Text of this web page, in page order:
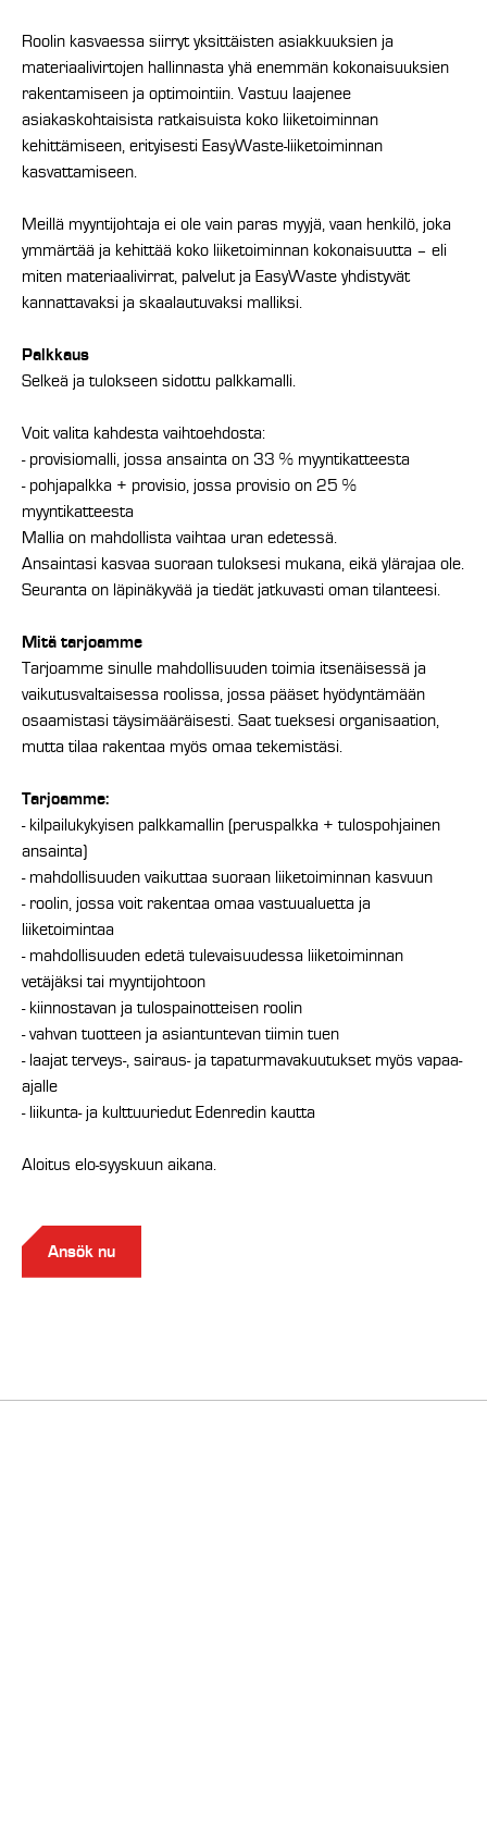
Roolin kasvaessa siirryt yksittäisten asiakkuuksien ja
materiaalivirtojen hallinnasta yhä enemmän kokonaisuuksien
rakentamiseen ja optimointiin. Vastuu laajenee
asiakaskohtaisista ratkaisuista koko liiketoiminnan
kehittämiseen, erityisesti EasyWaste-liiketoiminnan
kasvattamiseen.
Meillä myyntijohtaja ei ole vain paras myyjä, vaan henkilö, joka
ymmärtää ja kehittää koko liiketoiminnan kokonaisuutta – eli
miten materiaalivirrat, palvelut ja EasyWaste yhdistyvät
kannattavaksi ja skaalautuvaksi malliksi.
Palkkaus
Selkeä ja tulokseen sidottu palkkamalli.
Voit valita kahdesta vaihtoehdosta:
- provisiomalli, jossa ansainta on 33 % myyntikatteesta
- pohjapalkka + provisio, jossa provisio on 25 %
myyntikatteesta
Mallia on mahdollista vaihtaa uran edetessä.
Ansaintasi kasvaa suoraan tuloksesi mukana, eikä ylärajaa ole.
Seuranta on läpinäkyvää ja tiedät jatkuvasti oman tilanteesi.
Mitä tarjoamme
Tarjoamme sinulle mahdollisuuden toimia itsenäisessä ja
vaikutusvaltaisessa roolissa, jossa pääset hyödyntämään
osaamistasi täysimääräisesti. Saat tueksesi organisaation,
mutta tilaa rakentaa myös omaa tekemistäsi.
Tarjoamme:
- kilpailukykyisen palkkamallin (peruspalkka + tulospohjainen
ansainta)
- mahdollisuuden vaikuttaa suoraan liiketoiminnan kasvuun
- roolin, jossa voit rakentaa omaa vastuualuetta ja
liiketoimintaa
- mahdollisuuden edetä tulevaisuudessa liiketoiminnan
vetäjäksi tai myyntijohtoon
- kiinnostavan ja tulospainotteisen roolin
- vahvan tuotteen ja asiantuntevan tiimin tuen
- laajat terveys-, sairaus- ja tapaturmavakuutukset myös vapaa-
ajalle
- liikunta- ja kulttuuriedut Edenredin kautta
Aloitus elo-syyskuun aikana.
Ansök nu